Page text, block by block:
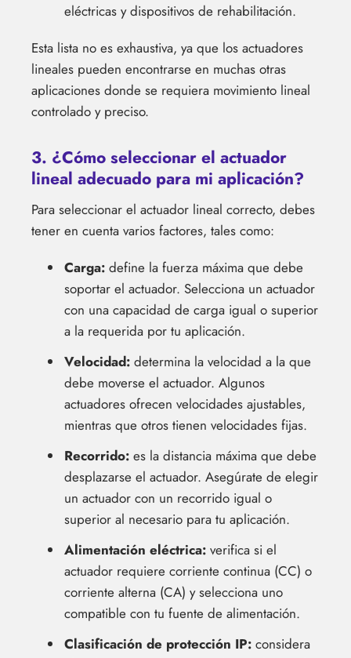
eléctricas y dispositivos de rehabilitación.
Esta lista no es exhaustiva, ya que los actuadores
lineales pueden encontrarse en muchas otras
aplicaciones donde se requiera movimiento lineal
controlado y preciso.
3. ¿Cómo seleccionar el actuador
lineal adecuado para mi aplicación?
Para seleccionar el actuador lineal correcto, debes
tener en cuenta varios factores, tales como:
Carga: define la fuerza máxima que debe
soportar el actuador. Selecciona un actuador
con una capacidad de carga igual o superior
a la requerida por tu aplicación.
Velocidad: determina la velocidad a la que
debe moverse el actuador. Algunos
actuadores ofrecen velocidades ajustables,
mientras que otros tienen velocidades fijas.
Recorrido: es la distancia máxima que debe
desplazarse el actuador. Asegúrate de elegir
un actuador con un recorrido igual o
superior al necesario para tu aplicación.
Alimentación eléctrica: verifica si el
actuador requiere corriente continua (CC) o
corriente alterna (CA) y selecciona uno
compatible con tu fuente de alimentación.
Clasificación de protección IP: considera